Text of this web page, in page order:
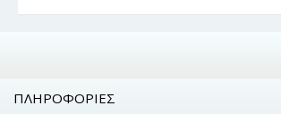
ΠΛΗΡΟΦΟΡΊΕΣ